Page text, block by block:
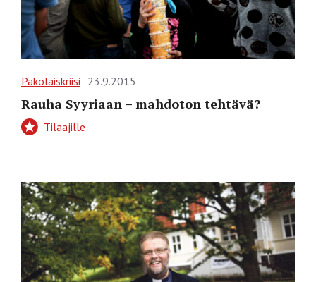
Pakolaiskriisi 23.9.2015
Rauha Syyriaan – mahdoton tehtävä?
Tilaajille